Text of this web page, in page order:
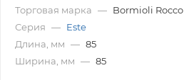
Торговая марка — Bormioli Rocco
Серия — Este
Длина, мм — 85
Ширина, мм — 85